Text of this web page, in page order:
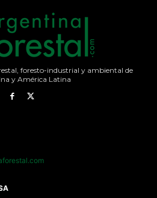
foresto-industrial y ambiental de
y América Latina